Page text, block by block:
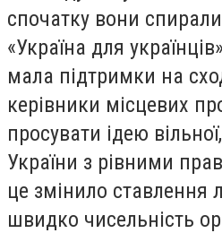
спочатку вони
«Україна для
мала підтримки на
керівники місцевих
просувати ідею
України з рівними
це змінило
швидко чисельність